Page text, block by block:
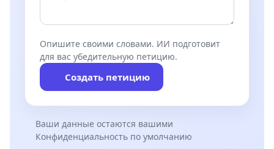
Опишите своими словами. ИИ подготовит
для вас убедительную петицию.
Создать петицию
Ваши данные остаются вашими
Конфиденциальность по умолчанию